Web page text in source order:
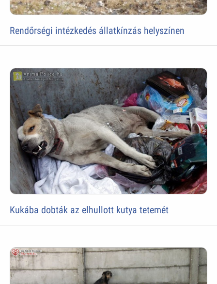
Rendőrségi intézkedés állatkínzás helyszínen
Kukába dobták az elhullott kutya tetemét